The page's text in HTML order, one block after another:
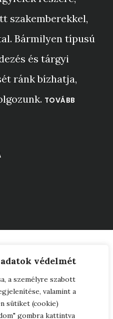
védelmét
a személyre szabott
valamint a
sütiket (cookie)
gombra kattintva
szakemberekkel,
Bármilyen típusú
és tárgyi
ránk bízhatja,
TOVÁBB
Kft © 2026 ·
tájékoztató
·